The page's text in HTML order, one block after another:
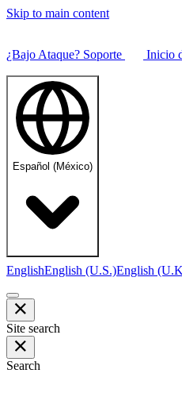
Skip to main content
¿Bajo Ataque? Soporte Inicio
Español (México)
EnglishEnglish (U.S.)English
Site search
Search